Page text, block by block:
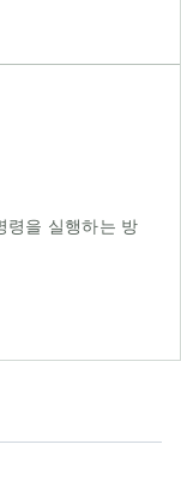
령을 실행하는 방